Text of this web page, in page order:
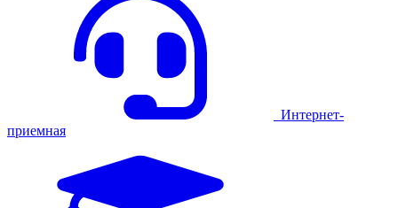
Интернет-
приемная